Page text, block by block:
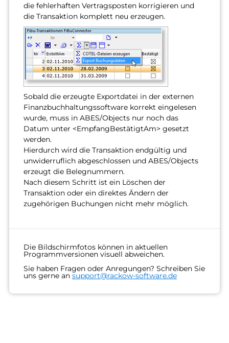
die fehlerhaften Vertragsposten korrigieren und
die Transaktion komplett neu erzeugen.
Sobald die erzeugte Exportdatei in der externen
Finanzbuchhaltungssoftware korrekt eingelesen
wurde, muss in ABES/Objects nur noch das
Datum unter <EmpfangBestätigtAm> gesetzt
werden.
Hierdurch wird die Transaktion endgültig und
unwiderruflich abgeschlossen und ABES/Objects
erzeugt die Belegnummern.
Nach diesem Schritt ist ein Löschen der
Transaktion oder ein direktes Ändern der
zugehörigen Buchungen nicht mehr möglich.
Die Bildschirmfotos können in aktuellen
Programmversionen visuell abweichen.
Sie haben Fragen oder Anregungen? Schreiben Sie
uns gerne an support@rackow-software.de